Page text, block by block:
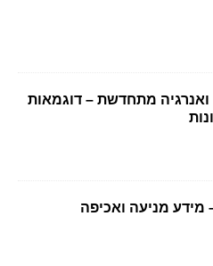
ואנרגיה מתחדשת – דוגמאות
מידע מניעה ואכיפה